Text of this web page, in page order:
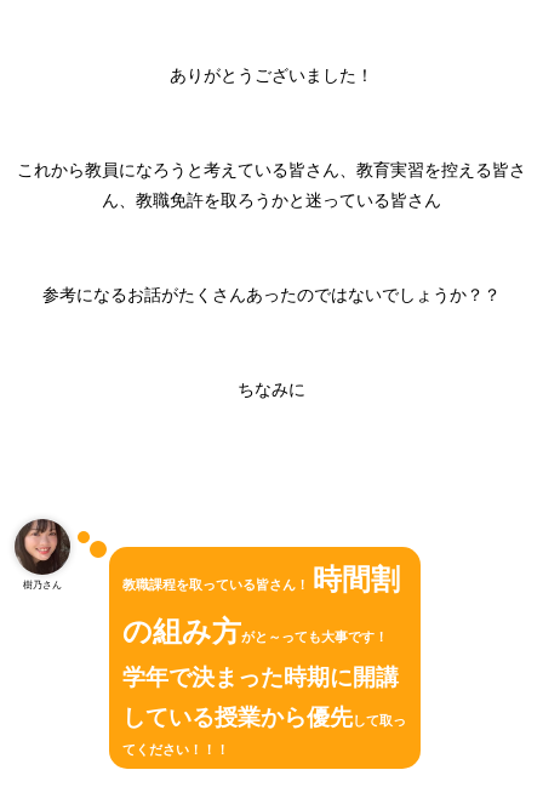
ありがとうございました！
これから教員になろうと考えている皆さん、教育実習を控える皆さ
ん、教職免許を取ろうかと迷っている皆さん
参考になるお話がたくさんあったのではないでしょうか？？
ちなみに
樹乃さん 教職課程を取っている皆さん！
時間割
の組み方がと～っても大事です！
学年で決まった時期に開講
している授業から優先して取っ
てください！！！